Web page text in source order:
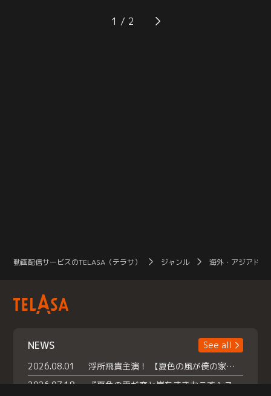
判官はユクホを呼び出し、ダノが見
つけたイ・ソルが誰なのかを教えれ
ジュは、男装してシヨルと共に街へ
出る。はたご屋で二花院の宣伝に励
1
動画配信サービスのTELASA（テラサ） ジャンル 海外・アジアドラ
NEWS
See all
2026.08.01
浮所飛貴主演！ 【夏色の風が僕の家にやってきた】 本日よりテラサで独占配信スタート！
2026.07.18
『夏色の雲が恋と嵐をまきおこす』スペシャルメイキング 【Part1】2026年７月18日（土）23時30分～配信スタート！話題のシーンの裏側を大公開！豪華キャスト大集合！ 『武宮家 真夏の家族会議』開催！